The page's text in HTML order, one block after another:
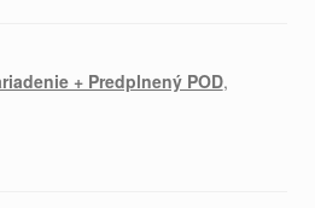
+ Predplnený POD,